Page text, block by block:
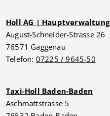
Holl AG | Hauptverwaltung
August-Schneider-Strasse 26
76571 Gaggenau
Telefon: 07225 / 9645-50
Taxi-Holl Baden-Baden
Aschmattstrasse 5